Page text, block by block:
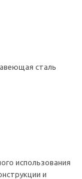
сталь
использования
и